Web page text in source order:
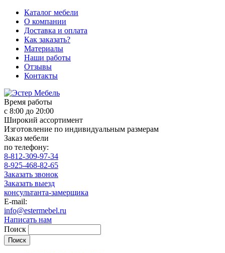
Каталог мебели
О компании
Доставка и оплата
Как заказать?
Материалы
Наши работы
Отзывы
Контакты
Время работы
с 8:00 до 20:00
Широкий ассортимент
Изготовление по индивидуальным размерам
Заказ мебели
по телефону:
8-812-309-97-34
8-925-468-82-65
Заказать звонок
Заказать выезд
консультанта-замерщика
E-mail:
info@estermebel.ru
Написать нам
Поиск